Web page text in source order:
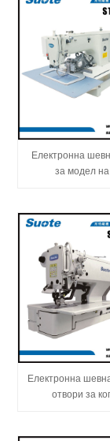
Електронна
за модел на
Електронна
отвори за